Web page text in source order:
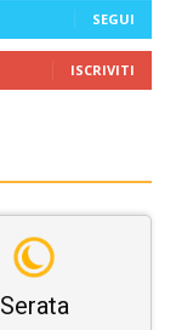
SEGUI
ISCRIVITI
Serata